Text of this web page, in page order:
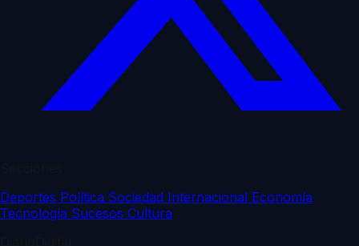
Deportes Política Sociedad Internacional Economía
Tecnología Sucesos Cultura